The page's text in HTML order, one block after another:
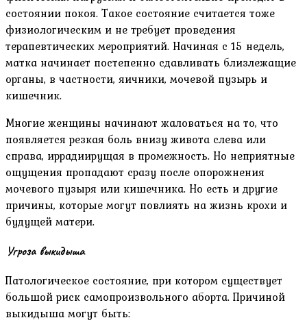
состоянии покоя. Такое состояние считается тоже
физиологическим и не требует проведения
терапевтических мероприятий. Начиная с 15 недель,
матка начинает постепенно сдавливать близлежащие
органы, в частности, яичники, мочевой пузырь и
кишечник.
Многие женщины начинают жаловаться на то, что
появляется резкая боль внизу живота слева или
справа, иррадиирущая в промежность. Но неприятные
ощущения пропадают сразу после опорожнения
мочевого пузыря или кишечника. Но есть и другие
причины, которые могут повлиять на жизнь крохи и
будущей матери.
Угроза выкидыша
Патологическое состояние, при котором существует
большой риск самопроизвольного аборта. Причиной
выкидыша могут быть: